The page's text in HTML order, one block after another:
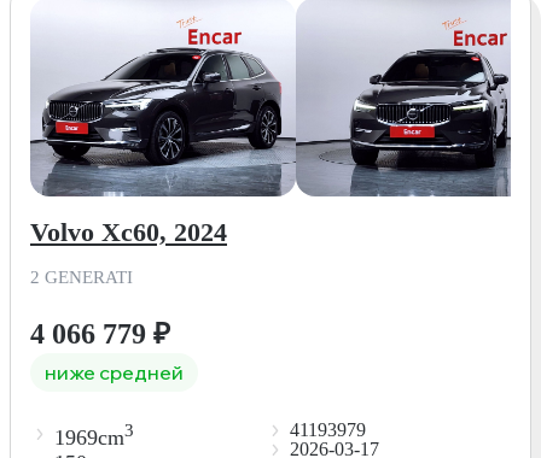
Volvo Xc60, 2024
2 GENERATI
4 066 779 ₽
ниже средней
1969cm3
41193979
2026-03-17